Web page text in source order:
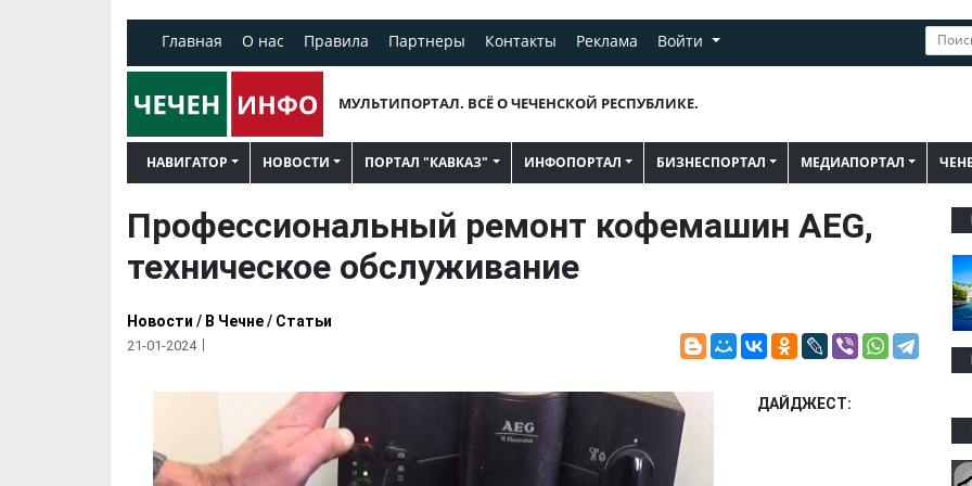
Главная О нас Правила Партнеры Контакты Реклама Войти
МУЛЬТИПОРТАЛ. ВСЁ О ЧЕЧЕНСКОЙ РЕСПУБЛИКЕ.
НАВИГАТОР НОВОСТИ ПОРТАЛ "КАВКАЗ" ИНФОПОРТАЛ БИЗНЕСПОРТАЛ МЕДИАПОРТАЛ
Профессиональный ремонт кофемашин AEG,
техническое обслуживание
Новости / В Чечне/ Статьи
21-01-2024
ДАЙДЖЕСТ: